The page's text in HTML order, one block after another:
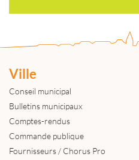
Ville
Conseil municipal
Bulletins municipaux
Comptes-rendus
Commande publique
Fournisseurs / Chorus Pro